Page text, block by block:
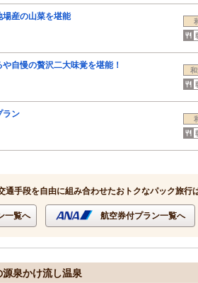
場産の山菜を堪能
自慢の贅沢二大味覚を堪能！
ラン
通手段を自由に組み合わせたおトクなパック旅行
一覧へ 航空券付プラン一覧へ
泉かけ流し温泉